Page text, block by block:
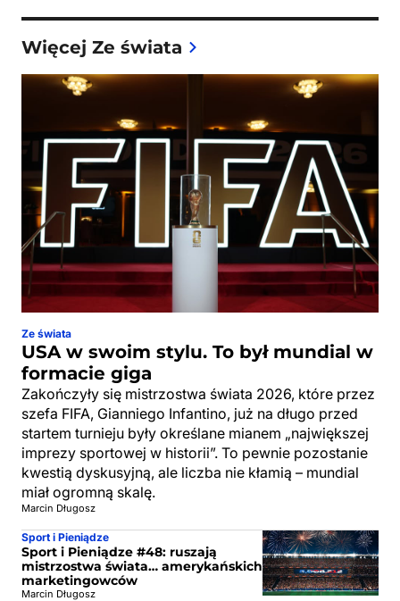
Więcej Ze świata
Ze świata
USA w swoim stylu. To był mundial w
formacie giga
Zakończyły się mistrzostwa świata 2026, które przez
szefa FIFA, Gianniego Infantino, już na długo przed
startem turnieju były określane mianem „największej
imprezy sportowej w historii”. To pewnie pozostanie
kwestią dyskusyjną, ale liczba nie kłamią – mundial
miał ogromną skalę.
Marcin Długosz
Sport i Pieniądze
Sport i Pieniądze #48: ruszają
mistrzostwa świata… amerykańskich
marketingowców
Marcin Długosz